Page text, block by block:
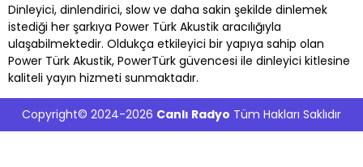
Dinleyici, dinlendirici, slow ve daha sakin şekilde dinlemek
istediği her şarkıya Power Türk Akustik aracılığıyla
ulaşabilmektedir. Oldukça etkileyici bir yapıya sahip olan
Power Türk Akustik, PowerTürk güvencesi ile dinleyici kitlesine
kaliteli yayın hizmeti sunmaktadır.
Copyright© 2024-2026 Canlı Radyo Tüm Hakları Saklıdır